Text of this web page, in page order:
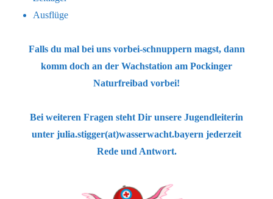
Ausflüge
Falls du mal bei uns vorbei-schnuppern magst, dann
komm doch an der Wachstation am Pockinger
Naturfreibad vorbei!
Bei weiteren Fragen steht Dir unsere Jugendleiterin
unter julia.stigger(at)wasserwacht.bayern jederzeit
Rede und Antwort.